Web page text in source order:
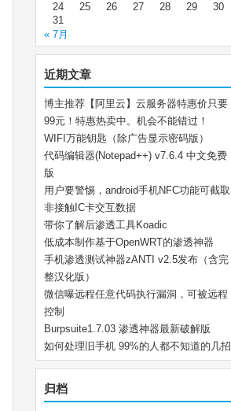
24
25 26 27 28 29
30
31
« 7月
近期文章
博主推荐【阿里云】云服务器特惠价只要
99元！特惠热卖中。机会不能错过！
WIFI万能钥匙（除广告显示密码版）
代码编辑器(Notepad++) v7.6.4 中文免费
版
用户要警惕，android手机NFC功能可截取
非接触IC卡交互数据
带你了解后渗透工具Koadic
低成本制作基于OpenWRT的渗透神器
手机渗透测试神器zANTI v2.5发布（含完
整汉化版）
微信曝远程任意代码执行漏洞，可被远程
控制
Burpsuite1.7.03 渗透神器最新破解版
如何处理旧手机 99%的人都不知道的几招
归档